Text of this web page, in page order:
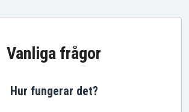
Vanliga frågor
Hur fungerar det?